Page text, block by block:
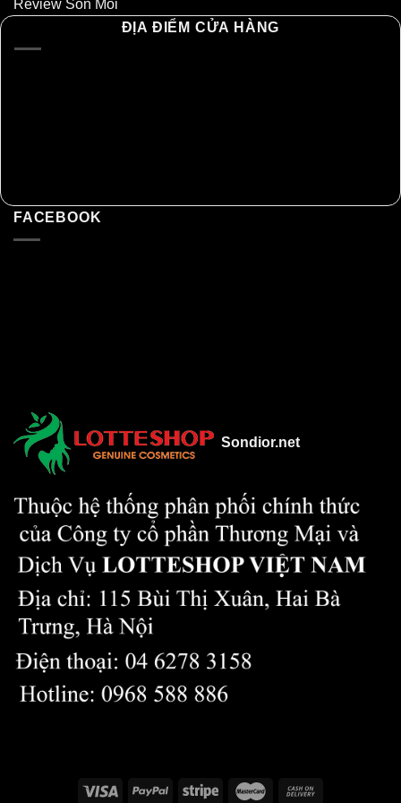
Review Son Môi
ĐỊA ĐIỂM CỬA HÀNG
FACEBOOK
Sondior.net